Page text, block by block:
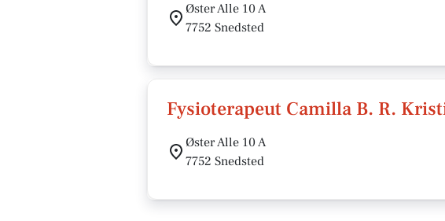
Øster Alle 10 A
7752 Snedsted
Fysioterapeut Camilla B. R.
Øster Alle 10 A
7752 Snedsted